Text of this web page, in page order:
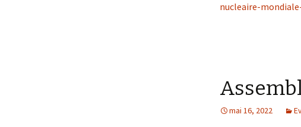
nucleaire-
mai 16, 2022